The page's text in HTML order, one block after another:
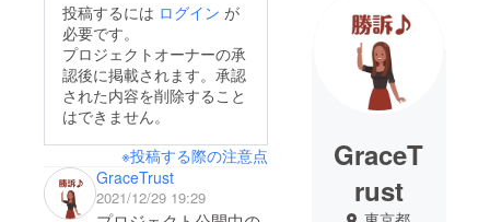
投稿するには ログイン が
必要です。
プロジェクトオーナーの承
認後に掲載されます。承認
された内容を削除すること
はできません。
※投稿する際の注意点
GraceTrust
2021/12/29 19:29
GraceT
rust